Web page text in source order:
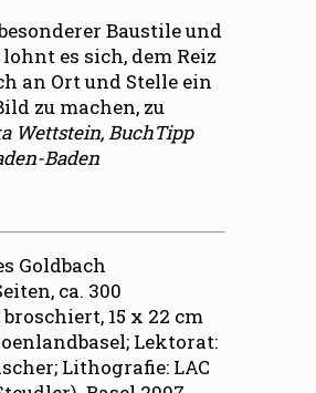
Baustile und
es sich, dem Reiz
an Ort und Stelle ein
zu machen, zu
Wettstein, BuchTipp
Baden
Goldbach
ca. 300
15 x 22 cm
Lektorat:
Lithografie: LAC